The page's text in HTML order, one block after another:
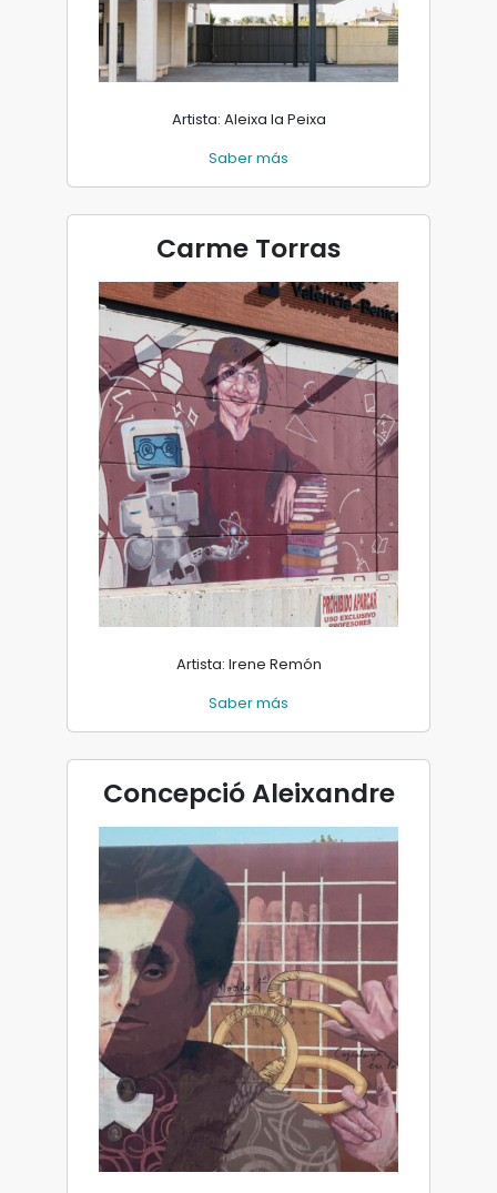
Artista: Aleixa la Peixa
Saber más
Carme Torras
Artista: Irene Remón
Saber más
Concepció Aleixandre